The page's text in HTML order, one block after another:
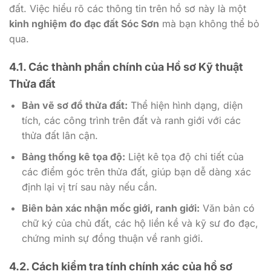
đất. Việc hiểu rõ các thông tin trên hồ sơ này là một
kinh nghiệm đo đạc đất Sóc Sơn mà bạn không thể bỏ
qua.
4.1. Các thành phần chính của Hồ sơ Kỹ thuật
Thửa đất
Bản vẽ sơ đồ thửa đất: Thể hiện hình dạng, diện
tích, các công trình trên đất và ranh giới với các
thửa đất lân cận.
Bảng thống kê tọa độ: Liệt kê tọa độ chi tiết của
các điểm góc trên thửa đất, giúp bạn dễ dàng xác
định lại vị trí sau này nếu cần.
Biên bản xác nhận mốc giới, ranh giới: Văn bản có
chữ ký của chủ đất, các hộ liền kề và kỹ sư đo đạc,
chứng minh sự đồng thuận về ranh giới.
4.2. Cách kiểm tra tính chính xác của hồ sơ